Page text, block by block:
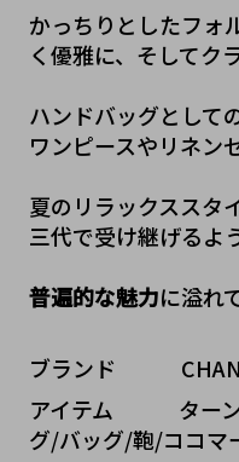
かっちりとしたフォ
く優雅に、そしてク
ハンドバッグとして
ワンピースやリネン
夏のリラックススタ
三代で受け継げるよ
普遍的な魅力に溢れ
ブランド
アイテム   ターン
グ/バッグ/鞄/ココマ